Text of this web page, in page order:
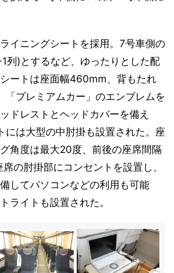
イニングシートを採用。7号車側の
列)とするなど、ゆったりとした配
ートは座面幅460mm、背もたれ
「プレミアムカー」のエンブレムを
ドレストとヘッドカバーを備え
には大型の中肘掛も設置された。座
角度は最大20度、前後の座席間隔
の肘掛部にコンセントを設置し、
してパソコンなどの利用も可能
ライトも設置された。